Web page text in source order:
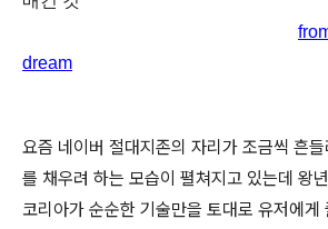
dream
요즘 네이버 절대지존의 자리가 조금씩 흔들
를 채우려 하는 모습이 펼쳐지고 있는데 왕
코리아가 순순한 기술만을 토대로 유저에게